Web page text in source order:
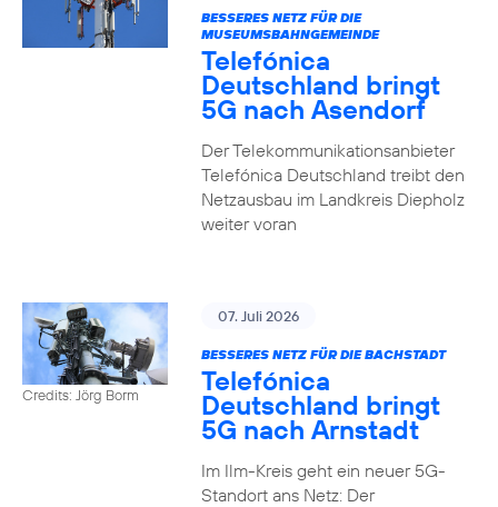
BESSERES NETZ FÜR DIE
MUSEUMSBAHNGEMEINDE
Telefónica
Deutschland bringt
5G nach Asendorf
Der Telekommunikationsanbieter
Telefónica Deutschland treibt den
Netzausbau im Landkreis Diepholz
weiter voran
Credits: Jörg Borm
07. Juli 2026
BESSERES NETZ FÜR DIE BACHSTADT
Telefónica
Deutschland bringt
5G nach Arnstadt
Im Ilm-Kreis geht ein neuer 5G-
Standort ans Netz: Der